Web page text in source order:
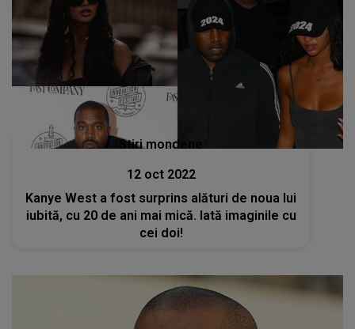
Stiri mondene
12 oct 2022
Kanye West a fost surprins alături de noua lui
iubită, cu 20 de ani mai mică. Iată imaginile cu
cei doi!